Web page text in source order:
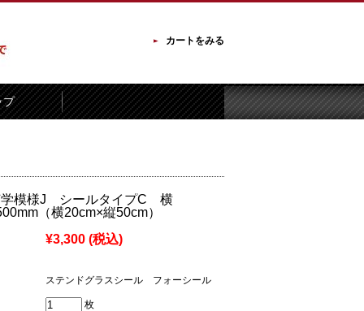
カートをみる
プ
模様J シールタイプC 横
（横20cm×縦50cm）
¥3,300 (税込)
ステンドグラスシール フォーシール
枚